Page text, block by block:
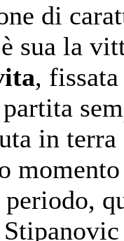
di
sua la
,
in terra
periodo,